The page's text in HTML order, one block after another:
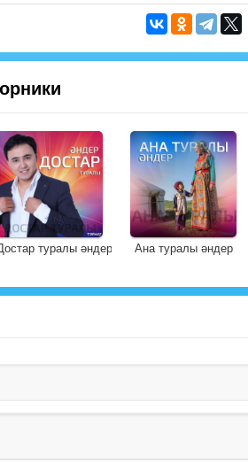
туралы әндер Ана туралы әндер